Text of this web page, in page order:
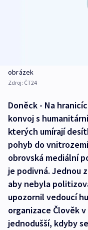
obrázek
Zdroj: ČT24
Doněck - Na
konvoj s
kterých umírají
pohyb do
obrovská mediální
je podivná. Jednou
aby nebyla
upozornil vedoucí
organizace Člověk
jednodušší, kdyby